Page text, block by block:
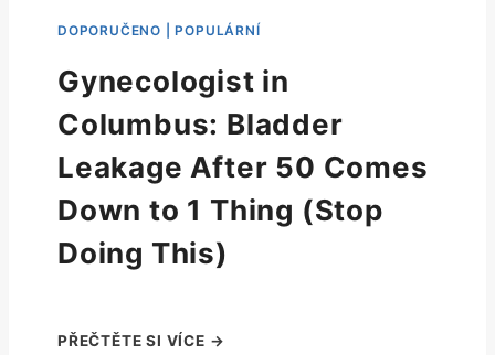
Gynecologist in
Columbus: Bladder
Leakage After 50 Comes
Down to 1 Thing (Stop
Doing This)